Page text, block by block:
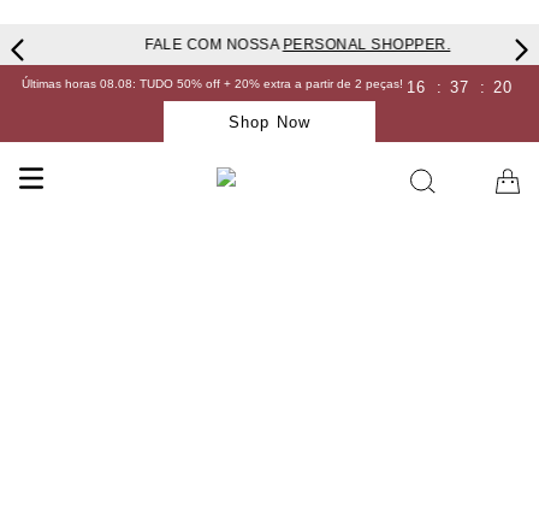
FALE COM NOSSAPERSONAL SHOPPER.
Últimas horas 08.08: TUDO 50% off + 20% extra a partir de 2 peças! 16 : 37 : 19
Shop Now